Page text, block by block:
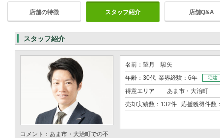
店舗の特徴 スタッフ紹介 店舗Q&A
スタッフ紹介
コメント：あま市・大治町での不
名前：望月 駿矢
年齢：30代 業界経験：6年
宅建
得意エリア
あま市・大治町
売却実績数：132件 応援獲得件数